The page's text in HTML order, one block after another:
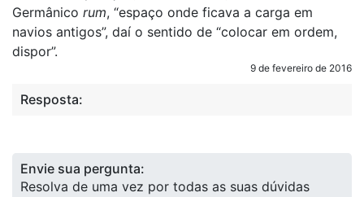
Germânico rum, “espaço onde ficava a carga em
navios antigos”, daí o sentido de “colocar em ordem,
dispor”.
9 de fevereiro de 2016
Resposta:
Envie sua pergunta:
Resolva de uma vez por todas as suas dúvidas